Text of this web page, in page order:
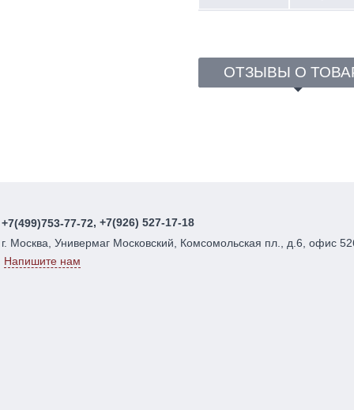
ОТЗЫВЫ О
+7(499)753-77-72, +7(926) 527-17-18
г. Москва, Универмаг Московский, Комсомольская пл., д.6, офис
Напишите нам